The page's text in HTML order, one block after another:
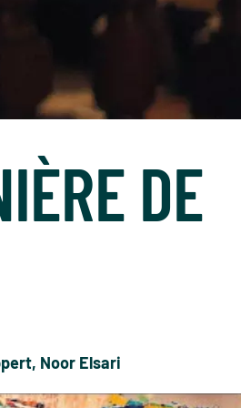
DE
Noor Elsari